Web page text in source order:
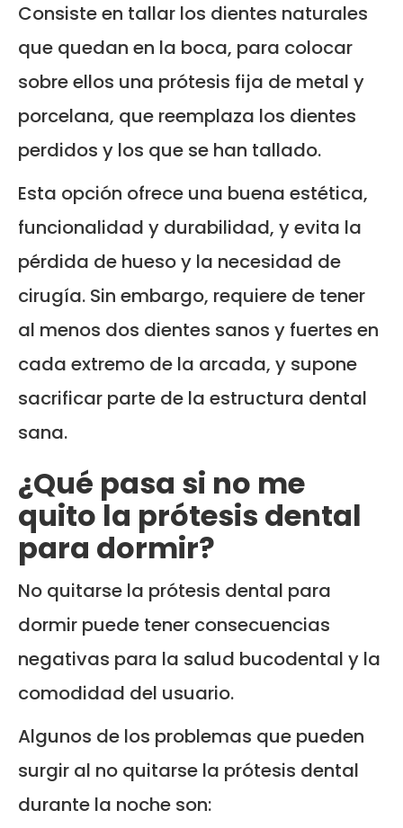
Consiste en tallar los dientes naturales
que quedan en la boca, para colocar
sobre ellos una prótesis fija de metal y
porcelana, que reemplaza los dientes
perdidos y los que se han tallado.
Esta opción ofrece una buena estética,
funcionalidad y durabilidad, y evita la
pérdida de hueso y la necesidad de
cirugía. Sin embargo, requiere de tener
al menos dos dientes sanos y fuertes en
cada extremo de la arcada, y supone
sacrificar parte de la estructura dental
sana.
¿Qué pasa si no me
quito la prótesis dental
para dormir?
No quitarse la prótesis dental para
dormir puede tener consecuencias
negativas para la salud bucodental y la
comodidad del usuario.
Algunos de los problemas que pueden
surgir al no quitarse la prótesis dental
durante la noche son: